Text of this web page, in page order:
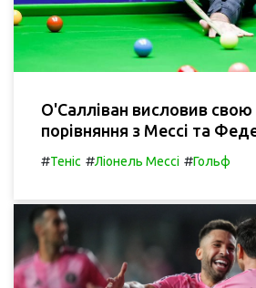
О'Салліван висловив
порівняння з Мессі та
#Теніс #Ліонель Мессі #Гольф